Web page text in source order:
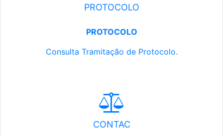
PROTOCOLO
PROTOCOLO
Consulta Tramitação de Protocolo.
CONTAC